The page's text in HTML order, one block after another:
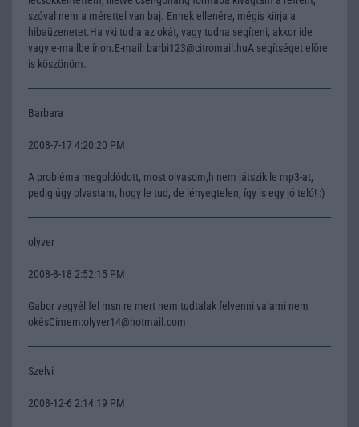
szóval nem a mérettel van baj. Ennek ellenére, mégis kiírja a
hibaüzenetet.Ha vki tudja az okát, vagy tudna segíteni, akkor ide
vagy e-mailbe írjon.E-mail: barbi123@citromail.huA segítséget elõre
is köszönöm.
Barbara
2008-7-17 4:20:20 PM
A probléma megoldódott, most olvasom,h nem játszik le mp3-at,
pedig úgy olvastam, hogy le tud, de lényegtelen, így is egy jó teló! :)
olyver
2008-8-18 2:52:15 PM
Gabor vegyél fel msn re mert nem tudtalak felvenni valami nem
okésCimem:olyver14@hotmail.com
Szelvi
2008-12-6 2:14:19 PM